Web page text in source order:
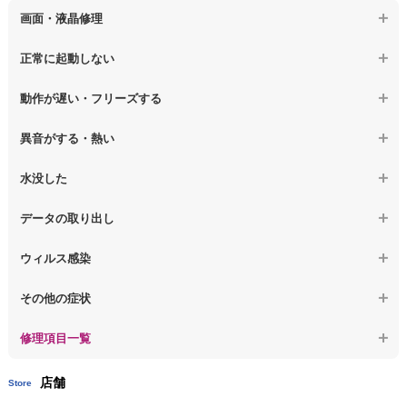
【ノートパソコン】電源故障
【ノートパソコン】液晶ディスプレイ交換
【ノートパソコン】マザーボード修理
画面・液晶修理
【macbook】画面の割れ・破損
かしい、チラつく等)
【macbook】症状が選択肢にない、よく分からない
正常に起動しない
【macbook】電源ボタンを押しても反応が無い
動作が遅い・フリーズする
異音がする・熱い
【macbook】パソコンから異音がする
水没した
【macbook】水没してパソコンが動かない
データの取り出し
【macbook】起動しないパソコンのデータを復旧
ウィルス感染
【macbook】特定のプログラムを削除したい
その他の症状
修理項目一覧
Store 店舗